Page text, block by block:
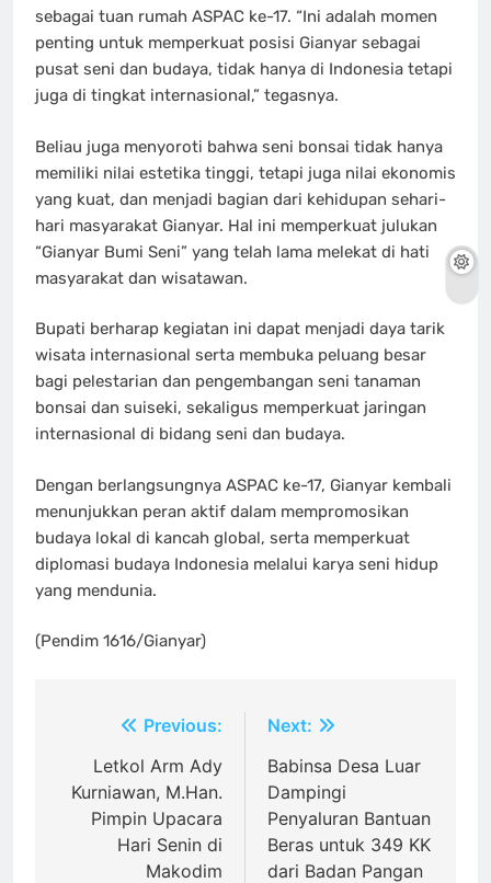
sebagai tuan rumah ASPAC ke-17. “Ini adalah momen
penting untuk memperkuat posisi Gianyar sebagai
pusat seni dan budaya, tidak hanya di Indonesia tetapi
juga di tingkat internasional,” tegasnya.
Beliau juga menyoroti bahwa seni bonsai tidak hanya
memiliki nilai estetika tinggi, tetapi juga nilai ekonomis
yang kuat, dan menjadi bagian dari kehidupan sehari-
hari masyarakat Gianyar. Hal ini memperkuat julukan
“Gianyar Bumi Seni” yang telah lama melekat di hati
masyarakat dan wisatawan.
Bupati berharap kegiatan ini dapat menjadi daya tarik
wisata internasional serta membuka peluang besar
bagi pelestarian dan pengembangan seni tanaman
bonsai dan suiseki, sekaligus memperkuat jaringan
internasional di bidang seni dan budaya.
Dengan berlangsungnya ASPAC ke-17, Gianyar kembali
menunjukkan peran aktif dalam mempromosikan
budaya lokal di kancah global, serta memperkuat
diplomasi budaya Indonesia melalui karya seni hidup
yang mendunia.
(Pendim 1616/Gianyar)
Navigasi
pos
Previous:
Letkol Arm Ady
Kurniawan, M.Han.
Pimpin Upacara
Hari Senin di
Makodim
Next:
Babinsa Desa Luar
Dampingi
Penyaluran Bantuan
Beras untuk 349 KK
dari Badan Pangan